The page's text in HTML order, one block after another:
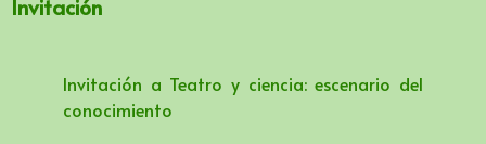
Invitación
Invitación a Teatro y ciencia: escenario del
conocimiento